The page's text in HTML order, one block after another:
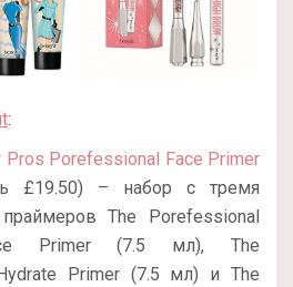
:
Pros Porefessional Face Primer
£19.50) – набор с тремя
The Porefessional
Primer (7.5 мл), The
Primer (7.5 мл) и The